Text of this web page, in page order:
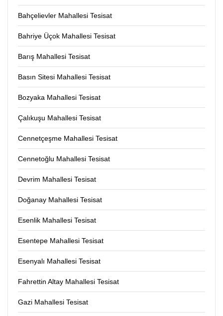
Bahçelievler Mahallesi Tesisat
Bahriye Üçok Mahallesi Tesisat
Barış Mahallesi Tesisat
Basın Sitesi Mahallesi Tesisat
Bozyaka Mahallesi Tesisat
Çalıkuşu Mahallesi Tesisat
Cennetçeşme Mahallesi Tesisat
Cennetoğlu Mahallesi Tesisat
Devrim Mahallesi Tesisat
Doğanay Mahallesi Tesisat
Esenlik Mahallesi Tesisat
Esentepe Mahallesi Tesisat
Esenyalı Mahallesi Tesisat
Fahrettin Altay Mahallesi Tesisat
Gazi Mahallesi Tesisat